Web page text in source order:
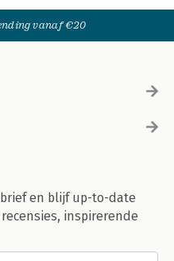
vanaf €20
en blijf up-to-date
inspirerende